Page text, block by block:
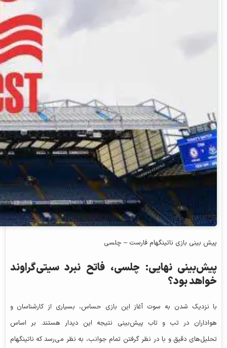
پیش‌ بینی بازی ناتینگهام فارست – چلسی
پیش‌بینی نهایی: چلسی، فاتح نبرد سیتی‌گراوند
خواهد بود؟
با نزدیک شدن به سوت آغاز این بازی حساس، بسیاری از کارشناسان و
هواداران در تب و تاب پیش‌بینی نتیجه این دیدار هستند. بر اساس
تحلیل‌های دقیق و با در نظر گرفتن تمام جوانب، به نظر می‌رسد که ناتینگهام